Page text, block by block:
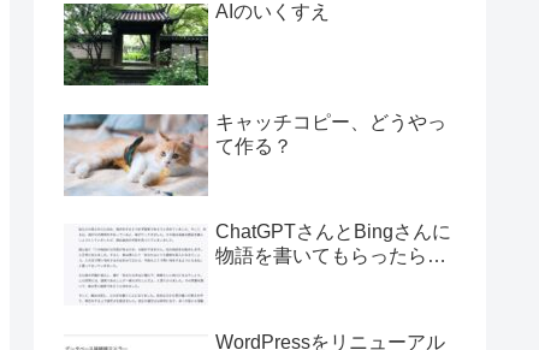
AIのいくすえ
キャッチコピー、どうやっ
て作る？
ChatGPTさんとBingさんに
物語を書いてもらったら…
WordPressをリニューアル